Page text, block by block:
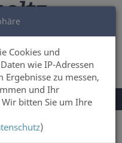
Cookies und
wie IP-Adressen
zu messen,
und Ihr
bitten Sie um Ihre
)
WARENKORB 0
Kunst & Architektur